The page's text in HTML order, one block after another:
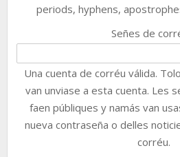
periods, hyphens,
Señes de
Una cuenta de corréu válida.
van unviase a esta cuenta. Les
faen públiques y namás van
nueva contraseña o delles
corréu.